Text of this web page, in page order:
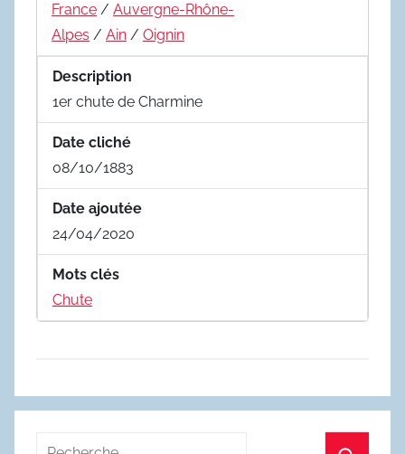
France / Auvergne-Rhône-
Alpes / Ain / Oignin
Description
1er chute de Charmine
Date cliché
08/10/1883
Date ajoutée
24/04/2020
Mots clés
Chute
Recherche